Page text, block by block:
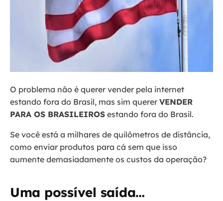
O problema não é querer vender pela internet
estando fora do Brasil, mas sim querer VENDER
PARA OS BRASILEIROS estando fora do Brasil.
Se você está a milhares de quilômetros de distância,
como enviar produtos para cá sem que isso
aumente demasiadamente os custos da operação?
Uma possível saída…